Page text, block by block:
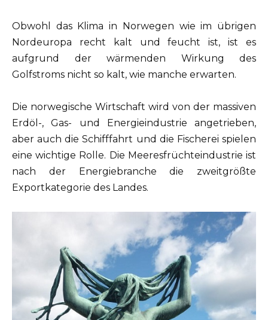
Obwohl das Klima in Norwegen wie im übrigen
Nordeuropa recht kalt und feucht ist, ist es
aufgrund der wärmenden Wirkung des
Golfstroms nicht so kalt, wie manche erwarten.
Die norwegische Wirtschaft wird von der massiven
Erdöl-, Gas- und Energieindustrie angetrieben,
aber auch die Schifffahrt und die Fischerei spielen
eine wichtige Rolle. Die Meeresfrüchteindustrie ist
nach der Energiebranche die zweitgrößte
Exportkategorie des Landes.